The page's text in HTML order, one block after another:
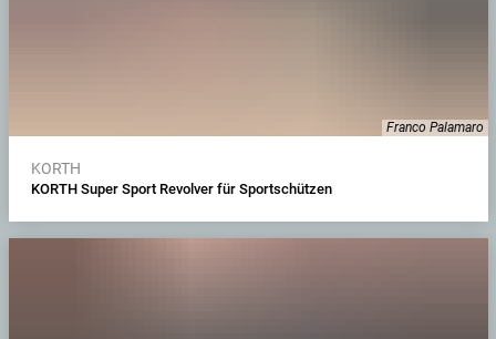
Franco Palamaro
KORTH
KORTH Super Sport Revolver für Sportschützen